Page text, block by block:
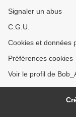
Signaler un abus
C.G.U.
Cookies et données
Préférences cookies
Voir le profil de